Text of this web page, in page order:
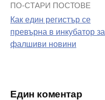
Навигация
на
поста
ПО-СТАРИ ПОСТОВЕ
Как един регистър се
превърна в инкубатор за
фалшиви новини
Един коментар